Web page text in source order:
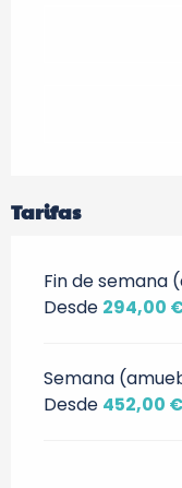
Tarifas
Fin de semana
Desde 294,00
Semana
Desde 452,00 €